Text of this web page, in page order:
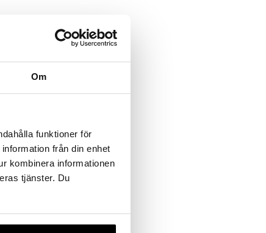
Om
funktioner för
från din enhet
kombinera informationen
tjänster. Du